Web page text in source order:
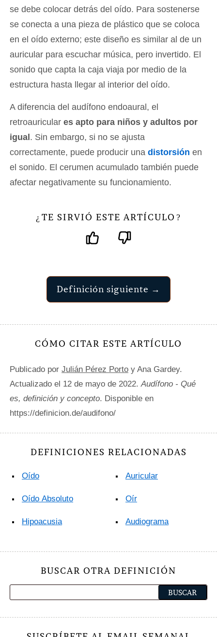
se debe colocar detrás del oído. Para sostenerse
se conecta a una pieza de plástico que se coloca
en el oído externo; este diseño es similar al de un
auricular para escuchar música, pero invertido. El
sonido que capta la caja viaja por medio de la
estructura hasta llegar al interior del oído.
A diferencia del audífono endoaural, el
retroauricular es apto para niños y adultos por
igual . Sin embargo, si no se ajusta
correctamente, puede producir una distorsión en
el sonido. El cerumen acumulado también puede
afectar negativamente su funcionamiento.
¿ TE SIRVIÓ ESTE ARTÍCULO ?
Definición siguiente →
CÓMO CITAR ESTE ARTÍCULO
Publicado por Julián Pérez Porto y Ana Gardey.
Actualizado el 12 de mayo de 2022.Audífono - Qué
es, definición y concepto. Disponible en
https://definicion.de/audifono/
DEFINICIONES RELACIONADAS
Oído
Oído Absoluto
Hipoacusia
Auricular
Oír
Audiograma
BUSCAR OTRA DEFINICIÓN